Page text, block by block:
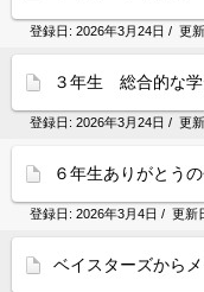
登録日: 2026年3月24日 / 更
３年生 総合的な学
登録日: 2026年3月24日 / 更
６年生ありがとう
登録日: 2026年3月4日 / 更新
ベイスターズから